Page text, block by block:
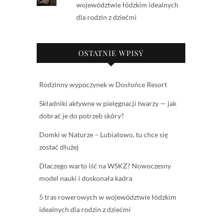
województwie łódzkim idealnych
dla rodzin z dziećmi
OSTATNIE WPISY
Rodzinny wypoczynek w Dosłońce Resort
Składniki aktywne w pielęgnacji twarzy — jak
dobrać je do potrzeb skóry?
Domki w Naturze – Lubiatowo, tu chce się
zostać dłużej
Dlaczego warto iść na WSKZ? Nowoczesny
model nauki i doskonała kadra
5 tras rowerowych w województwie łódzkim
idealnych dla rodzin z dziećmi